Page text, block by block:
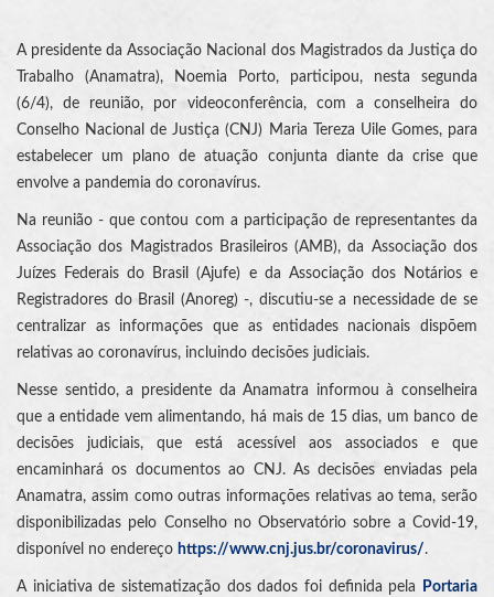
A presidente da Associação Nacional dos Magistrados da Justiça do
Trabalho (Anamatra), Noemia Porto, participou, nesta segunda
(6/4), de reunião, por videoconferência, com a conselheira do
Conselho Nacional de Justiça (CNJ) Maria Tereza Uile Gomes, para
estabelecer um plano de atuação conjunta diante da crise que
envolve a pandemia do coronavírus.
Na reunião - que contou com a participação de representantes da
Associação dos Magistrados Brasileiros (AMB), da Associação dos
Juízes Federais do Brasil (Ajufe) e da Associação dos Notários e
Registradores do Brasil (Anoreg) -, discutiu-se a necessidade de se
centralizar as informações que as entidades nacionais dispõem
relativas ao coronavírus, incluindo decisões judiciais.
Nesse sentido, a presidente da Anamatra informou à conselheira
que a entidade vem alimentando, há mais de 15 dias, um banco de
decisões judiciais, que está acessível aos associados e que
encaminhará os documentos ao CNJ. As decisões enviadas pela
Anamatra, assim como outras informações relativas ao tema, serão
disponibilizadas pelo Conselho no Observatório sobre a Covid-19,
disponível no endereço https://www.cnj.jus.br/coronavirus/.
A iniciativa de sistematização dos dados foi definida pela
Portaria